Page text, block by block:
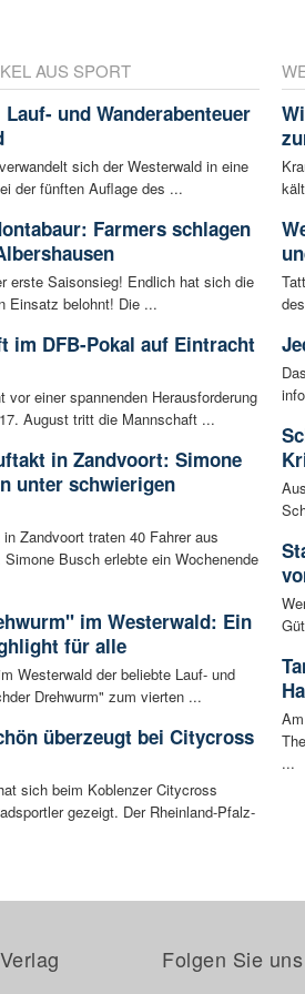
AUS SPORT
und Wanderabenteuer
sich der Westerwald in eine
der fünften Auflage des ...
Farmers schlagen
erste Saisonsieg! Endlich hat sich die
Einsatz belohnt! Die ...
im DFB-Pokal auf Eintracht
vor einer spannenden Herausforderung
August tritt die Mannschaft ...
in Zandvoort: Simone
unter schwierigen
Zandvoort traten 40 Fahrer aus
Busch erlebte ein Wochenende
im Westerwald: Ein
für alle
Westerwald der beliebte Lauf- und
Drehwurm" zum vierten ...
überzeugt bei Citycross
sich beim Koblenzer Citycross
gezeigt. Der Rheinland-Pfalz-
...
Folgen Sie uns